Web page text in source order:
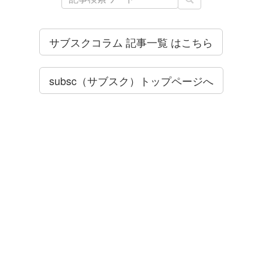
サブスクコラム 記事一覧 はこちら
subsc（サブスク）トップページへ